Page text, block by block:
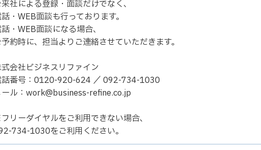
来社による登録・面談だけでなく、
・WEB面談も行っております。
・WEB面談になる場合、
予約時に、担当よりご連絡させていただきます。
会社ビジネスリファイン
話番号：0120-920-624 ／ 092-734-1030
ール：work@business-refine.co.jp
リーダイヤルをご利用できない場合、
734-1030をご利用ください。